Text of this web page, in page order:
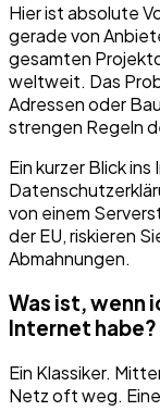
Hier ist absolute
gerade von
gesamten
weltweit. Das
Adressen oder
strengen Regeln
Ein kurzer Blick
von einem
der EU, riskieren
Abmahnungen.
Was ist, wenn
Internet habe?
Ein Klassiker.
Netz oft weg.